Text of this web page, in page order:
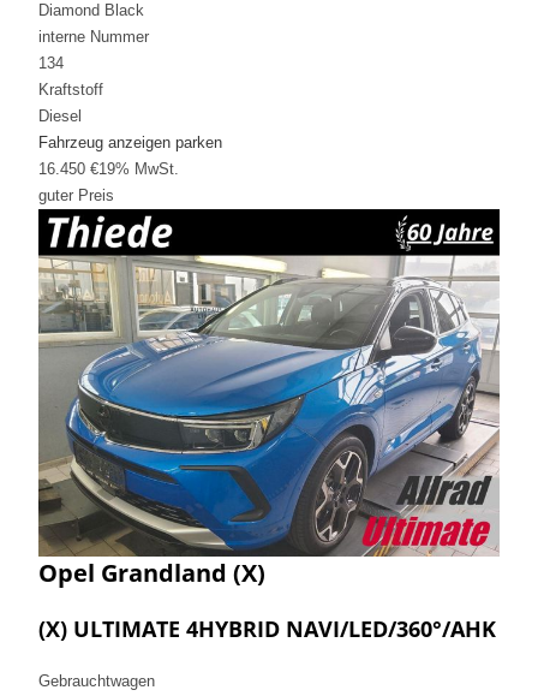
Diamond Black
interne Nummer
134
Kraftstoff
Diesel
Fahrzeug anzeigen parken
16.450 €19% MwSt.
guter Preis
Opel Grandland (X)
(X) ULTIMATE 4HYBRID NAVI/LED/360°/AHK
Gebrauchtwagen